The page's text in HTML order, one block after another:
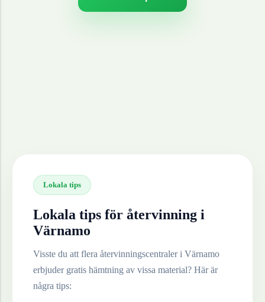
Lokala tips
Lokala tips för återvinning i
Värnamo
Visste du att flera återvinningscentraler i Värnamo
erbjuder gratis hämtning av vissa material? Här är
några tips: